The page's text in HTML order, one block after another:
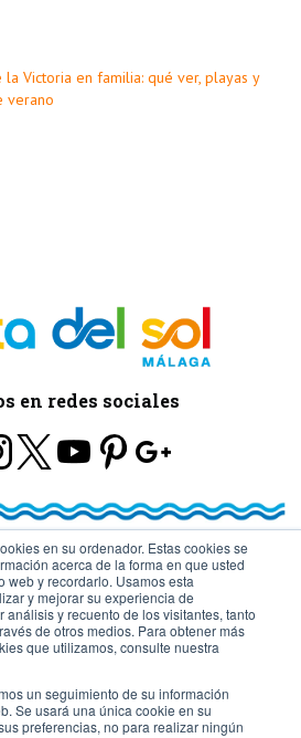
en su ordenador. Estas cookies se
acerca de la forma en que usted
web y recordarlo. Usamos esta
y mejorar su experiencia de
y recuento de los visitantes, tanto
de otros medios. Para obtener más
que utilizamos, consulte nuestra
un seguimiento de su información
Se usará una única cookie en su
preferencias, no para realizar ningún
la Victoria en familia: qué ver, playas y
verano
en redes sociales
del Sol S.L.U. Todos los Derechos
Reservados